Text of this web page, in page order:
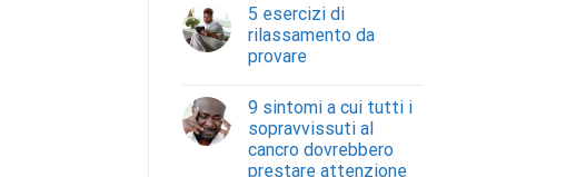
5 esercizi di
rilassamento da
provare
9 sintomi a cui tutti i
sopravvissuti al
cancro dovrebbero
prestare attenzione